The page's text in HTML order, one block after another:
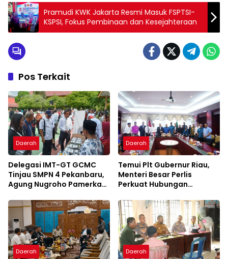
Pramudi KWK Jakarta Resmi Masuk FSPTSI-
KSPSI, Fokus Pembinaan dan Kesejahteraan
Pos Terkait
Daerah
Delegasi IMT-GT GCMC
Tinjau SMPN 4 Pekanbaru,
Agung Nugroho Pamerkan
Daerah
Temui Plt Gubernur Riau,
Menteri Besar Perlis
Perkuat Hubungan
Daerah Daerah